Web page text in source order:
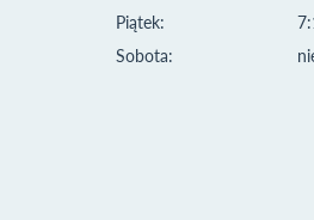
Piątek:
Sobota: